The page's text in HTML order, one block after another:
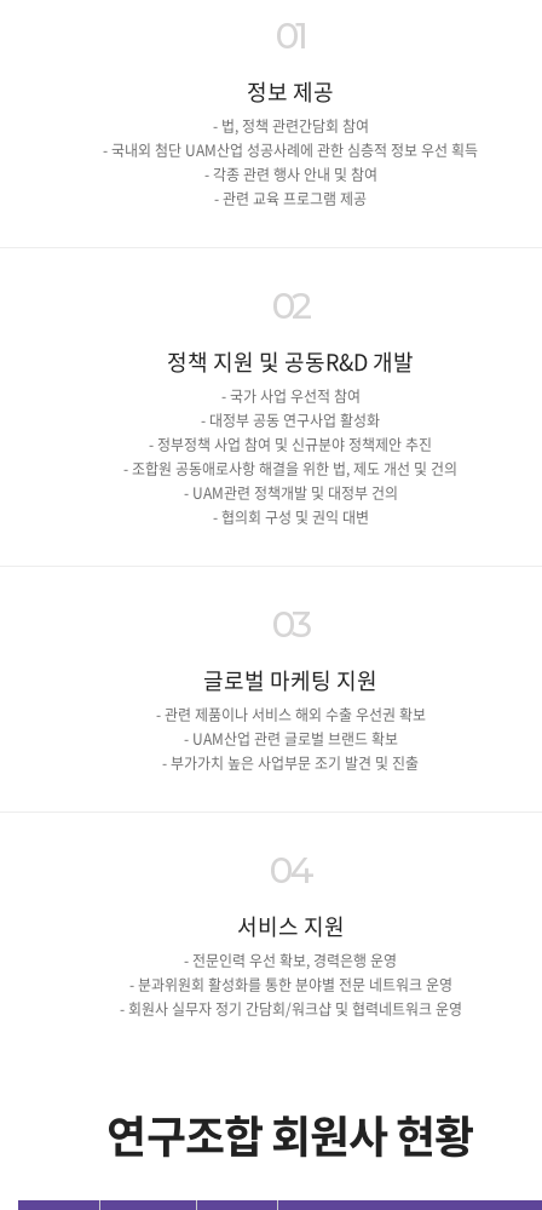
01
정보 제공
- 법, 정책 관련간담회 참여
- 국내외 첨단 UAM산업 성공사례에 관한 심층적 정보 우선 획득
- 각종 관련 행사 안내 및 참여
- 관련 교육 프로그램 제공
02
정책 지원 및 공동R&D 개발
- 국가 사업 우선적 참여
- 대정부 공동 연구사업 활성화
- 정부정책 사업 참여 및 신규분야 정책제안 추진
- 조합원 공동애로사항 해결을 위한 법, 제도 개선 및 건의
- UAM관련 정책개발 및 대정부 건의
- 협의회 구성 및 권익 대변
03
글로벌 마케팅 지원
- 관련 제품이나 서비스 해외 수출 우선권 확보
- UAM산업 관련 글로벌 브랜드 확보
- 부가가치 높은 사업부문 조기 발견 및 진출
04
서비스 지원
- 전문인력 우선 확보, 경력은행 운영
- 분과위원회 활성화를 통한 분야별 전문 네트워크 운영
- 회원사 실무자 정기 간담회/워크샵 및 협력네트워크 운영
연구조합 회원사 현황